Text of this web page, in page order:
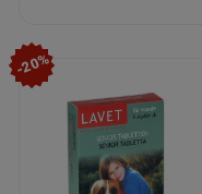
-20%